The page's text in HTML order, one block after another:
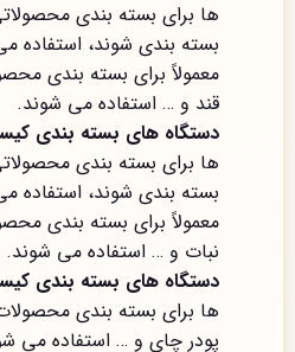
ها برای بسته بندی
بسته بندی شوند، استفاده
معمولاً برای بسته بندی
قند و … استفاده می شوند.
دستگاه های بسته بندی
ها برای بسته بندی
بسته بندی شوند، استفاده
معمولاً برای بسته بندی
نبات و … استفاده می شوند.
دستگاه های بسته بندی
ها برای بسته بندی
پودر چای و … استفاده می